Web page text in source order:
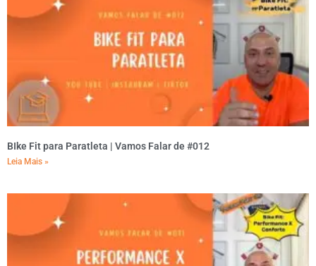
BIke Fit para Paratleta | Vamos Falar de #012
Leia Mais »